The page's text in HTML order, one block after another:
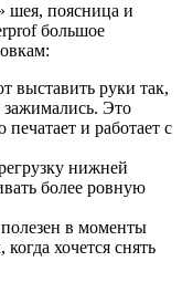
шея, поясница и
большое
выставить руки так,
Это
и работает с
нижней
более ровную
в моменты
хочется снять